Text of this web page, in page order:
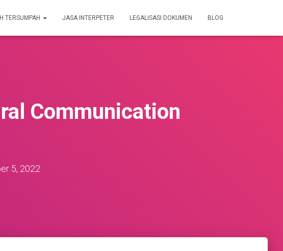
TERSUMPAH JASA INTERPETER LEGALISASI DOKUMEN BLOG
Communication
5, 2022